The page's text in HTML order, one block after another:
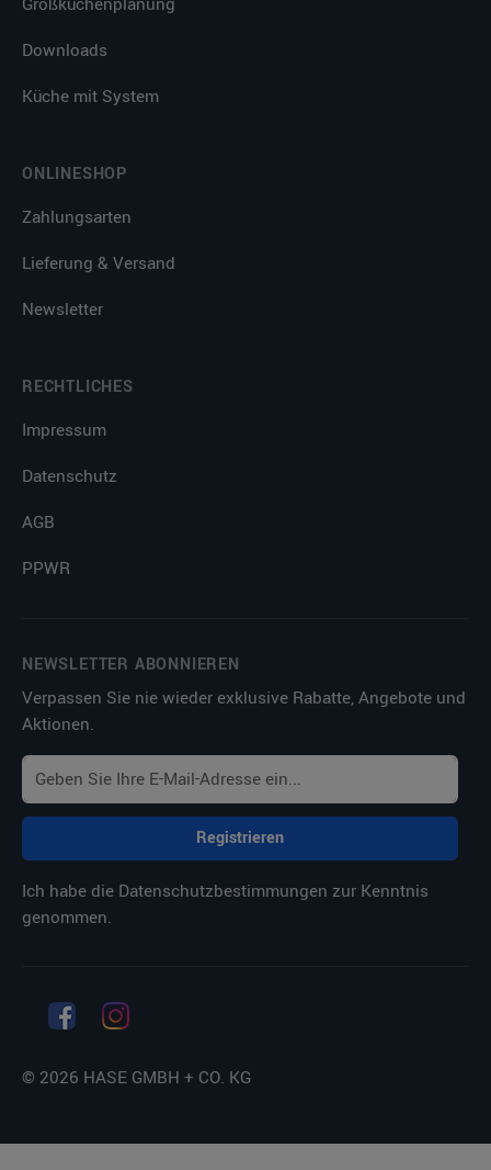
Downloads
Küche mit System
ONLINESHOP
Zahlungsarten
Lieferung & Versand
Newsletter
RECHTLICHES
Impressum
Datenschutz
AGB
PPWR
NEWSLETTER ABONNIEREN
Verpassen Sie nie wieder exklusive Rabatte, Angebote und
Aktionen.
Registrieren
Ich habe die Datenschutzbestimmungen zur Kenntnis
genommen.
© 2026 HASE GMBH + CO. KG